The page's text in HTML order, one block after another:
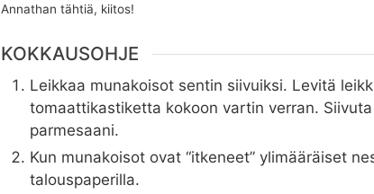
Annathan tähtiä, kiitos!
KOKKAUSOHJE
Leikkaa munakoisot sentin siivuiksi. Levitä
tomaattikastiketta kokoon vartin verran.
parmesaani.
Kun munakoisot ovat “itkeneet” ylimääräiset
talouspaperilla.